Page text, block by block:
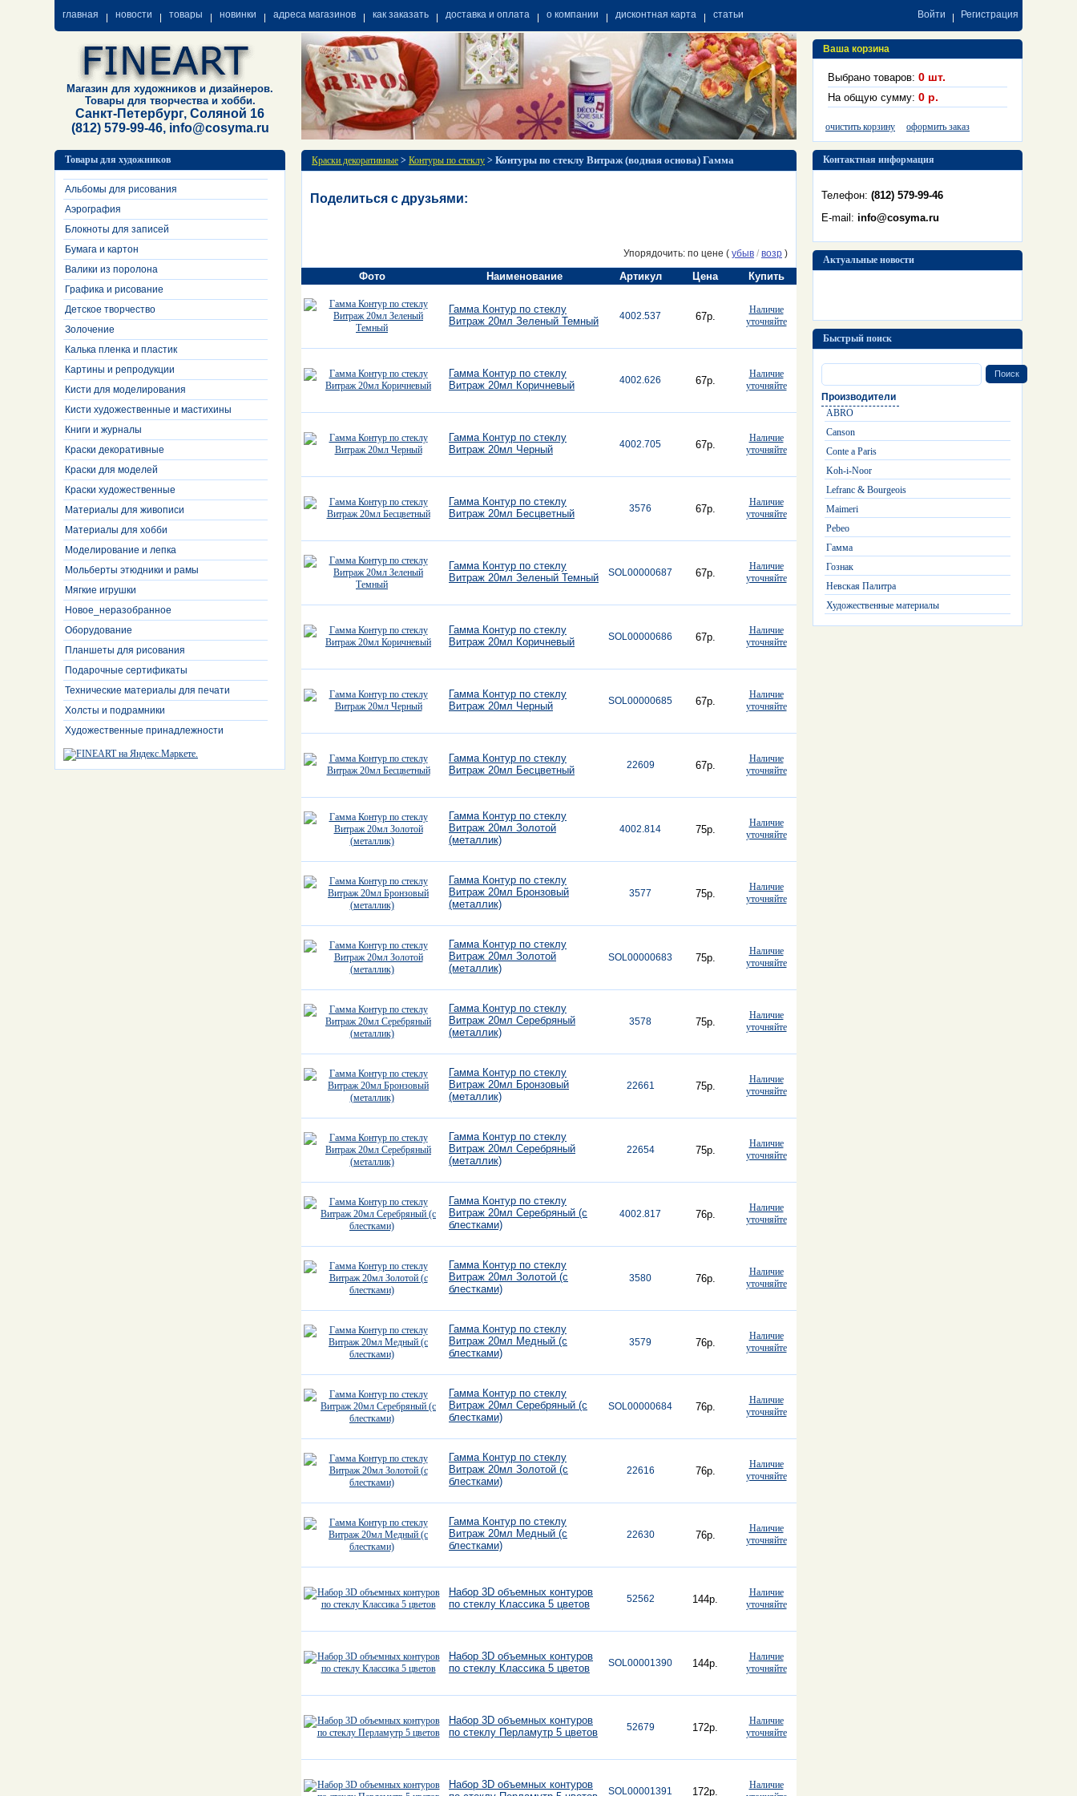
главная новости товары новинки адреса магазинов как заказать доставка и оплата о компании дисконтная карта статьи Войти Регистрация
Магазин для художников и дизайнеров.
Товары для творчества и хобби.
Санкт-Петербург, Соляной 16
(812) 579-99-46, info@cosyma.ru
Ваша корзина
Выбрано товаров: 0 шт.
На общую сумму: 0 р.
очистить корзину оформить заказ
Товары для художников
Альбомы для рисования
Аэрография
Блокноты для записей
Бумага и картон
Валики из поролона
Графика и рисование
Детское творчество
Золочение
Калька пленка и пластик
Картины и репродукции
Кисти для моделирования
Кисти художественные и мастихины
Книги и журналы
Краски декоративные
Краски для моделей
Краски художественные
Материалы для живописи
Материалы для хобби
Моделирование и лепка
Мольберты этюдники и рамы
Мягкие игрушки
Новое_неразобранное
Оборудование
Планшеты для рисования
Подарочные сертификаты
Технические материалы для печати
Холсты и подрамники
Художественные принадлежности
Краски декоративные > Контуры по стеклу > Контуры по стеклу Витраж (водная основа) Гамма
Поделиться с друзьями:
Упорядочить: по цене ( убыв / возр )
Фото Наименование Артикул Цена Купить
Гамма Контур по стеклу
Витраж 20мл Зеленый Темный
4002.537 67р.
Наличие
уточняйте
Гамма Контур по стеклу
Витраж 20мл Коричневый
4002.626 67р.
Наличие
уточняйте
Гамма Контур по стеклу
Витраж 20мл Черный
4002.705 67р.
Наличие
уточняйте
Гамма Контур по стеклу
Витраж 20мл Бесцветный
3576 67р.
Наличие
уточняйте
Гамма Контур по стеклу
Витраж 20мл Зеленый Темный
SOL00000687 67р.
Наличие
уточняйте
Гамма Контур по стеклу
Витраж 20мл Коричневый
SOL00000686 67р.
Наличие
уточняйте
Гамма Контур по стеклу
Витраж 20мл Черный
SOL00000685 67р.
Наличие
уточняйте
Гамма Контур по стеклу
Витраж 20мл Бесцветный
22609 67р.
Наличие
уточняйте
Гамма Контур по стеклу
Витраж 20мл Золотой
(металлик)
4002.814 75р.
Наличие
уточняйте
Гамма Контур по стеклу
Витраж 20мл Бронзовый
(металлик)
3577 75р.
Наличие
уточняйте
Гамма Контур по стеклу
Витраж 20мл Золотой
(металлик)
SOL00000683 75р.
Наличие
уточняйте
Гамма Контур по стеклу
Витраж 20мл Серебряный
(металлик)
3578 75р.
Наличие
уточняйте
Гамма Контур по стеклу
Витраж 20мл Бронзовый
(металлик)
22661 75р.
Наличие
уточняйте
Гамма Контур по стеклу
Витраж 20мл Серебряный
(металлик)
22654 75р.
Наличие
уточняйте
Гамма Контур по стеклу
Витраж 20мл Серебряный (с
блестками)
4002.817 76р.
Наличие
уточняйте
Гамма Контур по стеклу
Витраж 20мл Золотой (с
блестками)
3580 76р.
Наличие
уточняйте
Гамма Контур по стеклу
Витраж 20мл Медный (с
блестками)
3579 76р.
Наличие
уточняйте
Гамма Контур по стеклу
Витраж 20мл Серебряный (с
блестками)
SOL00000684 76р.
Наличие
уточняйте
Гамма Контур по стеклу
Витраж 20мл Золотой (с
блестками)
22616 76р.
Наличие
уточняйте
Гамма Контур по стеклу
Витраж 20мл Медный (с
блестками)
22630 76р.
Наличие
уточняйте
Набор 3D объемных контуров
по стеклу Классика 5 цветов
52562 144р.
Наличие
уточняйте
Набор 3D объемных контуров
по стеклу Классика 5 цветов
SOL00001390 144р.
Наличие
уточняйте
Набор 3D объемных контуров
по стеклу Перламутр 5 цветов
52679 172р.
Наличие
уточняйте
Набор 3D объемных контуров
SOL00001391 172р.
Наличие
Контактная информация
Телефон: (812) 579-99-46
E-mail: info@cosyma.ru
Актуальные новости
Быстрый поиск
Производители
ABRO
Canson
Conte a Paris
Koh-i-Noor
Lefranc & Bourgeois
Maimeri
Pebeo
Гамма
Гознак
Невская Палитра
Художественные материалы